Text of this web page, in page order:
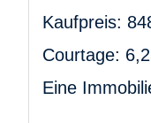
Kaufpreis:
Courtage:
Eine